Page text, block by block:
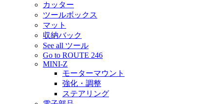
カッター
ツールボックス
マット
収納バック
See all ツール
Go to ROUTE 246
MINI-Z
モーターマウント
強化・調整
ステアリング